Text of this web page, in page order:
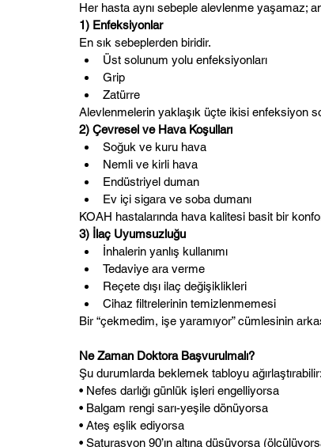
Her hasta aynı sebeple alevlenme yaşamaz;
1) Enfeksiyonlar
En sık sebeplerden biridir.
Üst solunum yolu enfeksiyonları
Grip
Zatürre
Alevlenmelerin yaklaşık üçte ikisi enfeksiyon
2) Çevresel ve Hava Koşulları
Soğuk ve kuru hava
Nemli ve kirli hava
Endüstriyel duman
Ev içi sigara ve soba dumanı
KOAH hastalarında hava kalitesi basit bir
3) İlaç Uyumsuzluğu
İnhalerin yanlış kullanımı
Tedaviye ara verme
Reçete dışı ilaç değişiklikleri
Cihaz filtrelerinin temizlenmemesi
Bir “çekmedim, işe yaramıyor” cümlesinin
Ne Zaman Doktora Başvurulmalı?
Şu durumlarda beklemek tabloyu ağırlaştırabilir:
• Nefes darlığı günlük işleri engelliyorsa
• Balgam rengi sarı-yeşile dönüyorsa
• Ateş eşlik ediyorsa
• Saturasyon 90’ın altına düşüyorsa